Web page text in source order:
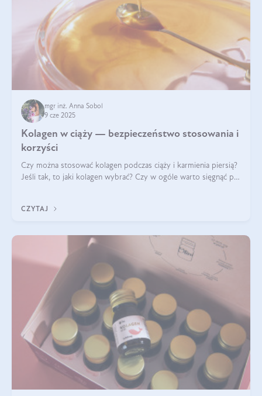
mgr inż. Anna Sobol
9 cze 2025
Kolagen w ciąży — bezpieczeństwo stosowania i
korzyści
Czy można stosować kolagen podczas ciąży i karmienia piersią?
Jeśli tak, to jaki kolagen wybrać? Czy w ogóle warto sięgnąć po
CZYTAJ